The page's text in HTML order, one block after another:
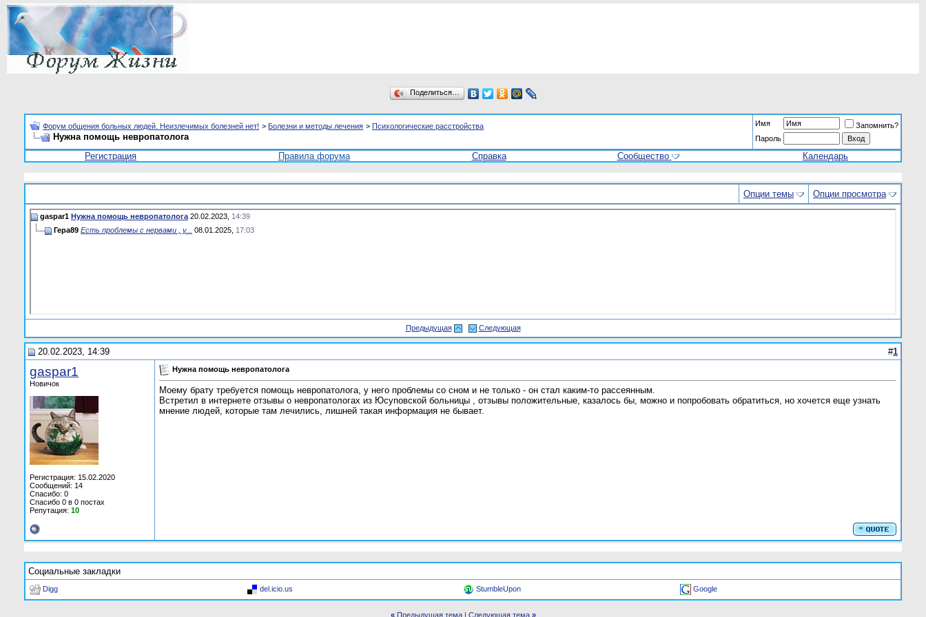
Поделиться…
Форум общения больных людей. Неизлечимых болезней нет! > Болезни и методы лечения > Психологические расстройства
Нужна помощь невропатолога
Имя
Запомнить?
Пароль
Регистрация Правила форума Справка Сообщество Календарь
Опции темы Опции просмотра
gaspar1 Нужна помощь невропатолога 20.02.2023, 14:39
Гера89 Есть проблемы с нервами , у... 08.01.2025, 17:03
Предыдущая Следующая
20.02.2023, 14:39 #1
gaspar1
Новичок
Регистрация: 15.02.2020
Сообщений: 14
Спасибо: 0
Спасибо 0 в 0 постах
Репутация: 10
Нужна помощь невропатолога
Моему брату требуется помощь невропатолога, у него проблемы со сном и не только - он стал каким-то рассеянным.
Встретил в интернете отзывы о невропатологах из Юсуповской больницы , отзывы положительные, казалось бы, можно и попробовать обратиться, но хочется еще узнать
мнение людей, которые там лечились, лишней такая информация не бывает.
Социальные закладки
Digg del.icio.us StumbleUpon Google
« Предыдущая тема| Следующая тема »